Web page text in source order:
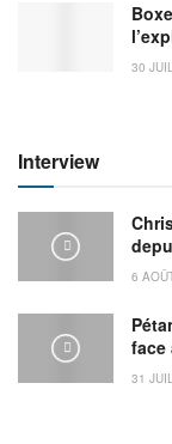
30
Interview
6
face
31